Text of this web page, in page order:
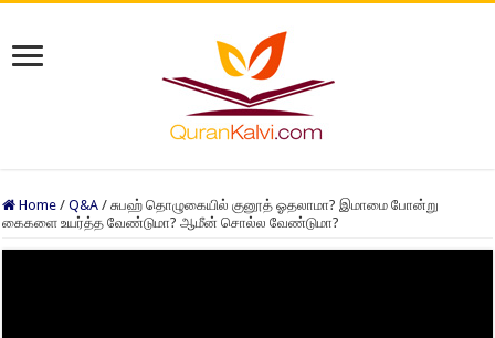
Home / Q&A / சுபஹ் தொழுகையில் குனூத் ஓதலாமா? இமாமை போன்று
கைகளை உயர்த்த வேண்டுமா? ஆமீன் சொல்ல வேண்டுமா?